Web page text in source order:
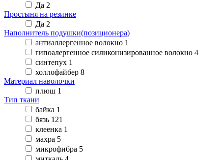
Да 2
Простыня на резинке
Да 2
Наполнитель подушки(позиционера)
антиаллергенное волокно 1
гипоалергенное силиконизированное волокно 4
синтепух 1
холлофайбер 8
Материал наволочки
плюш 1
Тип ткани
байка 1
бязь 121
клеенка 1
махра 5
микрофибра 5